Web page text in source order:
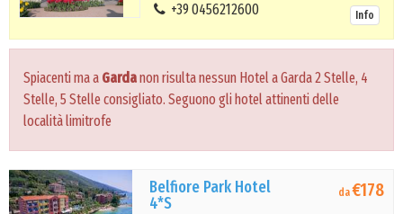
+39 0456212600
Info
Spiacenti ma a Gardanon risulta nessun Hotel a Garda 2 Stelle, 4
Stelle, 5 Stelle consigliato. Seguono gli hotel attinenti delle
località limitrofe
Belfiore Park Hotel
4*S
da€178